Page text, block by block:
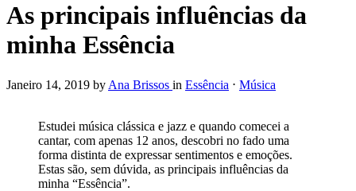
As principais influências da
minha Essência
Janeiro 14, 2019 by Ana Brissos in Essência ⋅ Música
Estudei música clássica e jazz e quando comecei a
cantar, com apenas 12 anos, descobri no fado uma
forma distinta de expressar sentimentos e emoções.
Estas são, sem dúvida, as principais influências da
minha “Essência”.